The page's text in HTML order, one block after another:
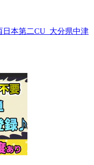
本第二CU_大分県中津